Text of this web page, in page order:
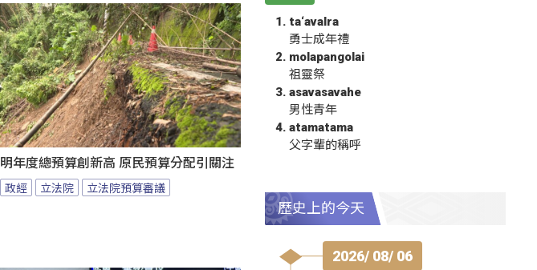
明年度總預算創新高 原民預算分配引關注
政經 立法院 立法院預算審議
ta‘avalra
勇士成年禮
molapangolai
祖靈祭
asavasavahe
男性青年
atamatama
父字輩的稱呼
歷史上的今天
2026/ 08/ 06